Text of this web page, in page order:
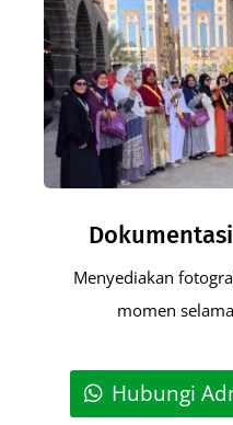
Menyediakan
momen
Hubungi